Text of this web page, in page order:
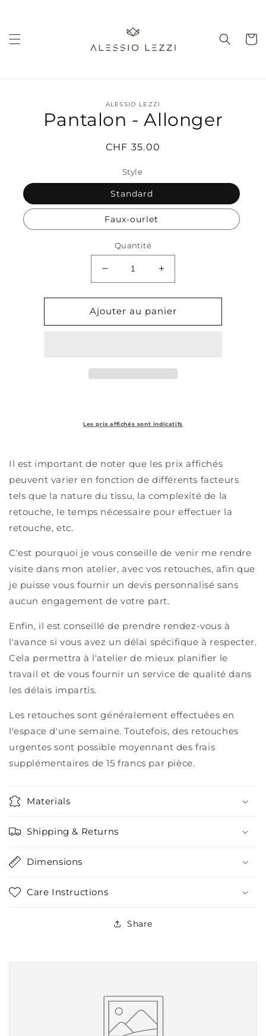
contenu
Panier
ALESSIO LEZZI
Pantalon - Allonger
Prix
CHF 35.00
Style
Standard
Faux-ourlet
Quantité
Réduire
la
quantité
de
Pantalon
Augmenter
la
quantité
de
Pantalon
Ajouter au panier
Les prix affichés sont indicatifs
Il est important de noter que les prix affichés
peuvent varier en fonction de différents facteurs
tels que la nature du tissu, la complexité de la
retouche, le temps nécessaire pour effectuer la
retouche, etc.
C'est pourquoi je vous conseille de venir me rendre
visite dans mon atelier, avec vos retouches, afin que
je puisse vous fournir un devis personnalisé sans
aucun engagement de votre part.
Enfin, il est conseillé de prendre rendez-vous à
l'avance si vous avez un délai spécifique à respecter.
Cela permettra à l'atelier de mieux planifier le
travail et de vous fournir un service de qualité dans
les délais impartis.
Les retouches sont généralement effectuées en
l'espace d'une semaine. Toutefois, des retouches
urgentes sont possible moyennant des frais
supplémentaires de 15 francs par pièce.
Materials
Shipping & Returns
Dimensions
Care Instructions
Share